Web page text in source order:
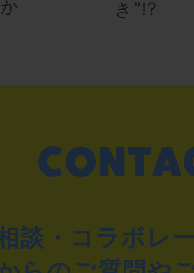
き”!?
談・コラボレ